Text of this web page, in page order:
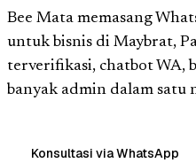
Bee Mata memasang
untuk bisnis di Maybrat,
terverifikasi, chatbot WA,
banyak admin dalam satu
Konsultasi via WhatsApp